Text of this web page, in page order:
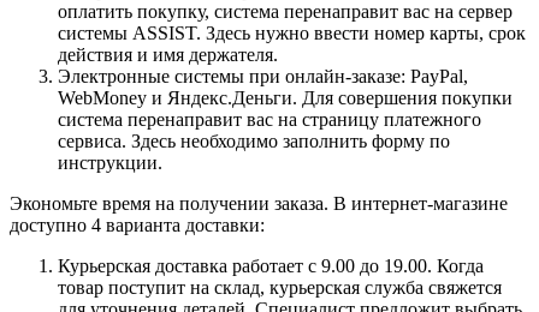
оплатить покупку, система перенаправит вас на сервер
системы ASSIST. Здесь нужно ввести номер карты, срок
действия и имя держателя.
Электронные системы при онлайн-заказе: PayPal,
WebMoney и Яндекс.Деньги. Для совершения покупки
система перенаправит вас на страницу платежного
сервиса. Здесь необходимо заполнить форму по
инструкции.
Экономьте время на получении заказа. В интернет-магазине
доступно 4 варианта доставки:
Курьерская доставка работает с 9.00 до 19.00. Когда
товар поступит на склад, курьерская служба свяжется